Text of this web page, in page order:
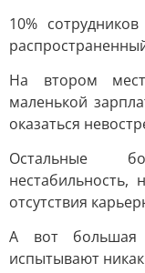
10%
На втором
маленькой
оказаться
Остальные
нестабильность,
отсутствия
А вот большая
испытывают